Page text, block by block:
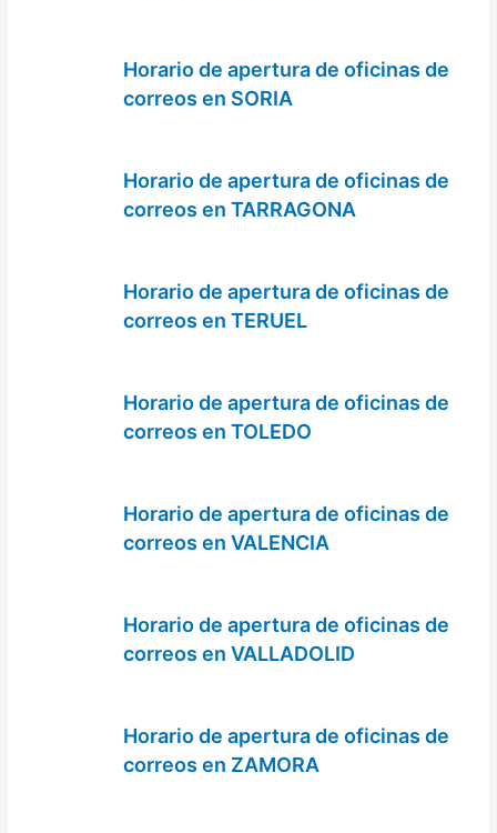
Horario de apertura de oficinas de
correos en SORIA
Horario de apertura de oficinas de
correos en TARRAGONA
Horario de apertura de oficinas de
correos en TERUEL
Horario de apertura de oficinas de
correos en TOLEDO
Horario de apertura de oficinas de
correos en VALENCIA
Horario de apertura de oficinas de
correos en VALLADOLID
Horario de apertura de oficinas de
correos en ZAMORA